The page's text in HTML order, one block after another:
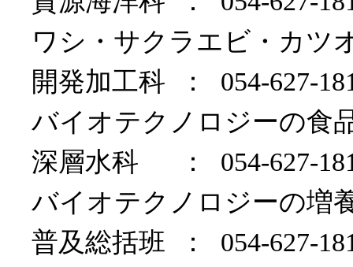
ワシ・サクラエビ・カツ
開発加工科 ： 054-627-
バイオテクノロジーの食
深層水科 ： 054-627-
バイオテクノロジーの増
普及総括班 ： 054-627-